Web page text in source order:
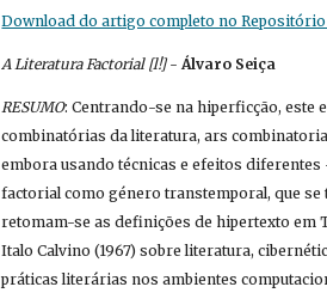
Download do artigo completo no
A Literatura Factorial [l!] - Álvaro Seiça
RESUMO: Centrando-se na hiperficção, este
combinatórias da literatura, ars
embora usando técnicas e efeitos
factorial como género transtemporal, que
retomam-se as definições de hipertexto em
Italo Calvino (1967) sobre literatura,
práticas literárias nos ambientes